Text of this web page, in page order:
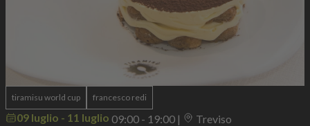
tiramisu world cup francesco redi
09 luglio - 11 luglio 09:00 - 19:00 | Treviso